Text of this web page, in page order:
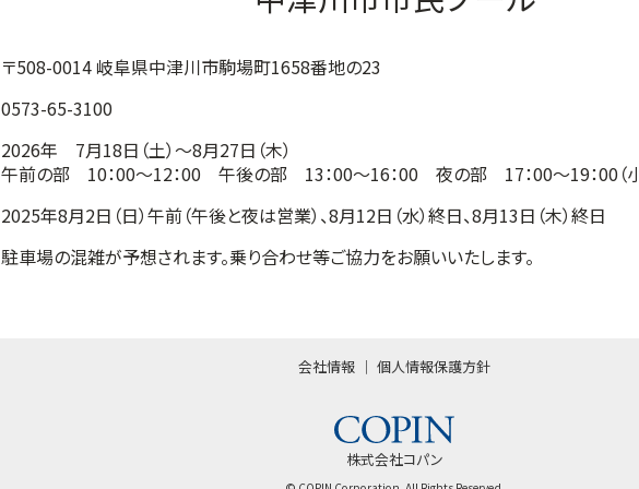
〒508-0014 岐阜県中津川市駒場町1658番地の23
0573-65-3100
2026年 7月18日（土）～8月27日（木）
午前の部 10：00～12：00 午後の部 13：00～16：00 夜の部 17：00～19：00（
2025年8月2日（日）午前（午後と夜は営業）、8月12日（水）終日、8月13日（木）終日
駐車場の混雑が予想されます。乗り合わせ等ご協力をお願いいたします。
会社情報 個人情報保護方針
株式会社コパン